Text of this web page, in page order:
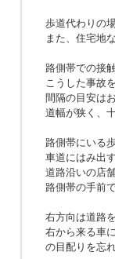
歩道代わりの
また、住宅地
路側帯での接
こうした事故
間隔の目安は
道幅が狭く、
路側帯にいる
車道にはみ出
道路沿いの店
路側帯の手前
右方向は道路
右から来る車
の目配りを忘